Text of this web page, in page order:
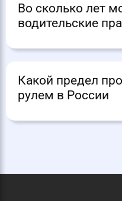
Во сколько лет
водительские
Какой предел
рулем в России